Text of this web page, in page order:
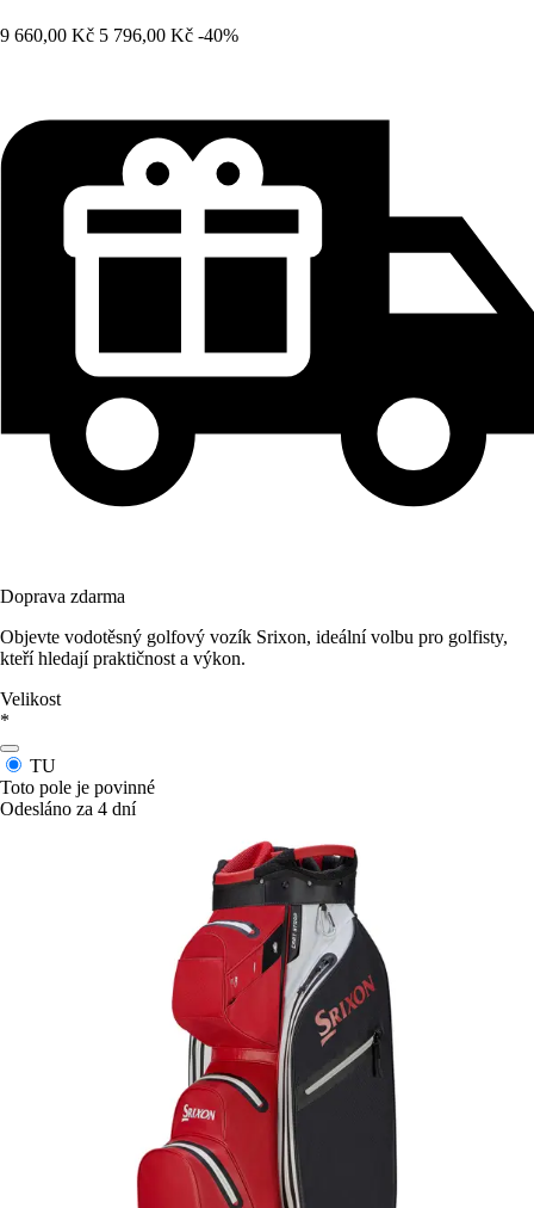
9 660,00 Kč 5 796,00 Kč -40%
Doprava zdarma
Objevte vodotěsný golfový vozík Srixon, ideální volbu pro golfisty,
kteří hledají praktičnost a výkon.
Velikost
*
TU
Toto pole je povinné
Odesláno za 4 dní